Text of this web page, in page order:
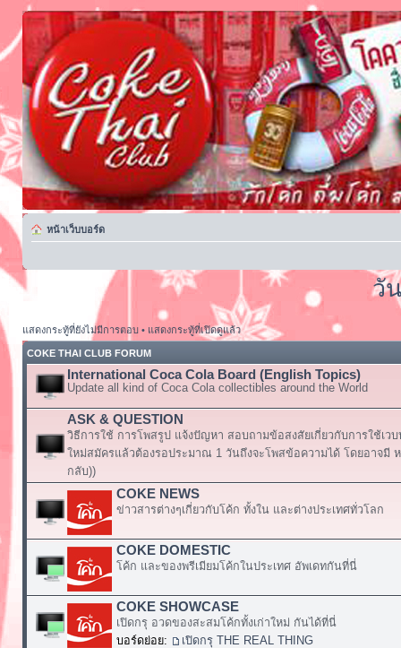
หน้าเว็บบอร์ด
วั
แสดงกระทู้ที่ยังไม่มีการตอบ• แสดงกระทู้ที่เปิดดูแล้ว
COKE THAI CLUB FORUM
International Coca Cola Board (English Topics)
Update all kind of Coca Cola collectibles around the World
ASK & QUESTION
วิธีการใช้ การโพสรูป แจ้งปัญหา สอบถามข้อสงสัยเกี่ยวกับการใช้เว
ใหม่สมัครแล้วต้องรอประมาณ 1 วันถึงจะโพสข้อความได้ โดยอาจมี
กลับ))
COKE NEWS
ข่าวสารต่างๆเกี่ยวกับโค้ก ทั้งใน และต่างประเทศทั่วโลก
COKE DOMESTIC
โค้ก และของพรีเมียมโค้กในประเทศ อัพเดทกันที่นี่
COKE SHOWCASE
เปิดกรุ อวดของสะสมโค้กทั้งเก่าใหม่ กันได้ที่นี่
บอร์ดย่อย:
เปิดกรุ THE REAL THING